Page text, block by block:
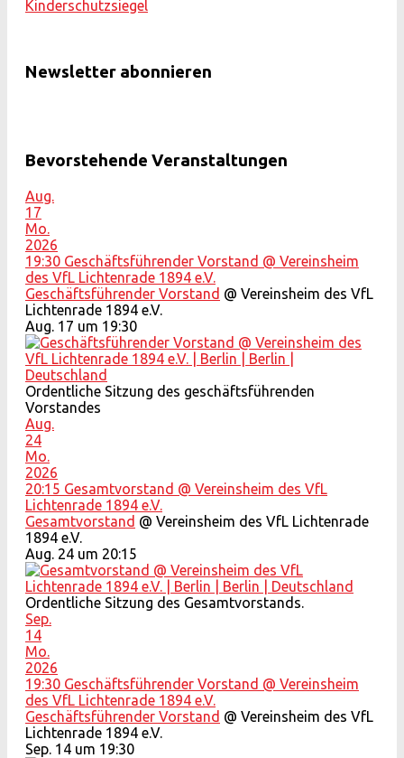
Newsletter abonnieren
Bevorstehende Veranstaltungen
Aug.
17
Mo.
2026
19:30 Geschäftsführender Vorstand @ Vereinsheim
des VfL Lichtenrade 1894 e.V.
Geschäftsführender Vorstand @ Vereinsheim des VfL
Lichtenrade 1894 e.V.
Aug. 17 um 19:30
Ordentliche Sitzung des geschäftsführenden
Vorstandes
Aug.
24
Mo.
2026
20:15 Gesamtvorstand @ Vereinsheim des VfL
Lichtenrade 1894 e.V.
Gesamtvorstand @ Vereinsheim des VfL Lichtenrade
1894 e.V.
Aug. 24 um 20:15
Ordentliche Sitzung des Gesamtvorstands.
Sep.
14
Mo.
2026
19:30 Geschäftsführender Vorstand @ Vereinsheim
des VfL Lichtenrade 1894 e.V.
Geschäftsführender Vorstand @ Vereinsheim des VfL
Lichtenrade 1894 e.V.
Sep. 14 um 19:30